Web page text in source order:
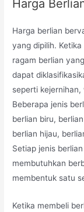
Harga
Harga berlian
yang dipilih.
ragam berlian
dapat
seperti
Beberapa jenis
berlian biru,
berlian hijau,
Setiap jenis
membutuhkan
membentuk satu
Ketika membeli